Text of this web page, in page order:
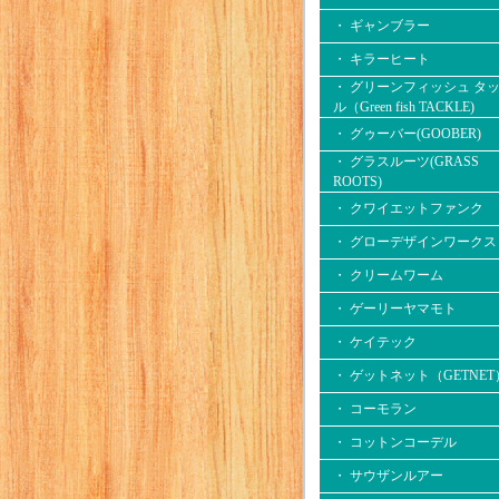
・ ギャンブラー
・ キラーヒート
・ グリーンフィッシュ タ
ル（Green fish TACKLE)
・ グゥーバー(GOOBER)
・ グラスルーツ(GRASS
ROOTS)
・ クワイエットファンク
・ グローデザインワークス
・ クリームワーム
・ ゲーリーヤマモト
・ ケイテック
・ ゲットネット（GETNET
・ コーモラン
・ コットンコーデル
・ サウザンルアー